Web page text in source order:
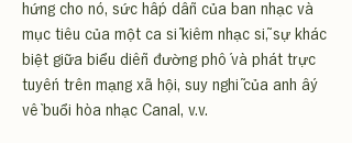
hứng cho nó, sức hấp dẫn của ban nhạc và
mục tiêu của một ca sĩ kiêm nhạc sĩ, sự khác
biệt giữa biểu diễn đường phố và phát trực
tuyến trên mạng xã hội, suy nghĩ của anh ấy
về buổi hòa nhạc Canal, v.v.